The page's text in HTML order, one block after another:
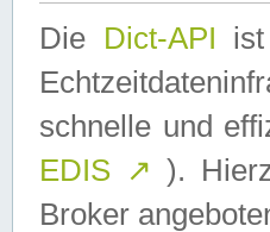
Die Dict-API
schnelle und
EDIS ↗ ).
Broker